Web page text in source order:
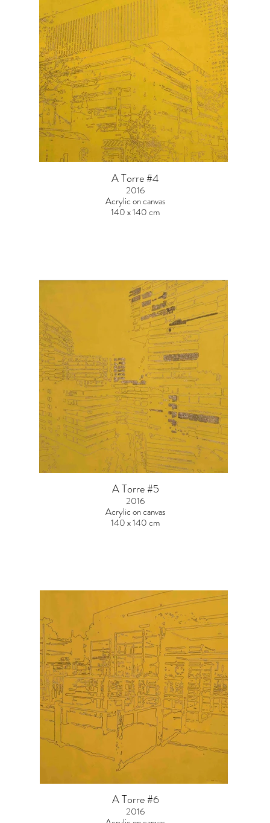
A Torre #4
2016
Acrylic on canvas
140 x 140 cm
A Torre #5
2016
Acrylic on canvas
140 x 140 cm
A Torre #6
2016